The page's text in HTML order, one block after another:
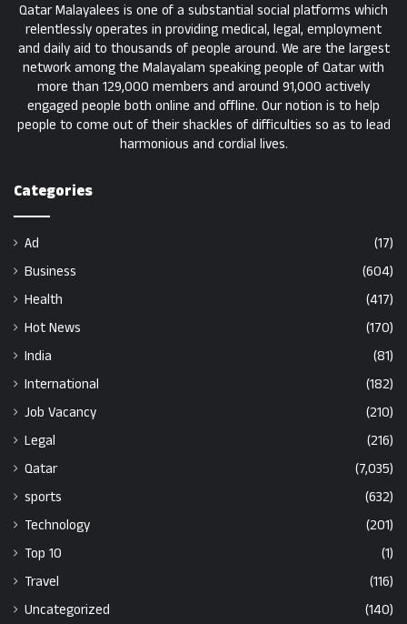
Qatar Malayalees is one of a substantial social platforms which
relentlessly operates in providing medical, legal, employment
and daily aid to thousands of people around. We are the largest
network among the Malayalam speaking people of Qatar with
more than 129,000 members and around 91,000 actively
engaged people both online and offline. Our notion is to help
people to come out of their shackles of difficulties so as to lead
harmonious and cordial lives.
Categories
Ad
(17)
Business
(604)
Health
(417)
Hot News
(170)
India
(81)
International
(182)
Job Vacancy
(210)
Legal
(216)
Qatar
(7,035)
sports
(632)
Technology
(201)
Top 10
(1)
Travel
(116)
Uncategorized
(140)